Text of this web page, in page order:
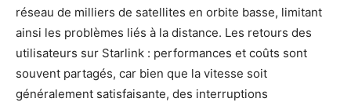
réseau de milliers de satellites en orbite basse, limitant
ainsi les problèmes liés à la distance. Les retours des
utilisateurs sur Starlink : performances et coûts sont
souvent partagés, car bien que la vitesse soit
généralement satisfaisante, des interruptions